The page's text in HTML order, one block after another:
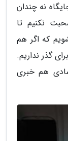
نه چندان
نکنیم تا
که اگر هم
گذر نداریم.
هم خبری